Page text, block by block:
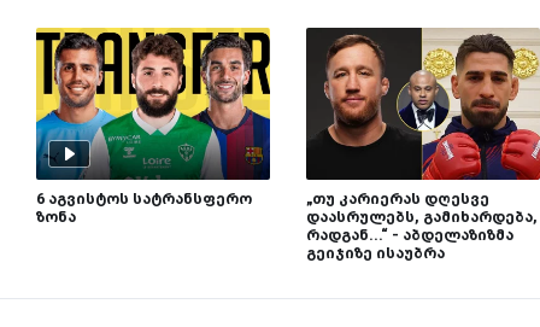
6 აგვისტოს სატრანსფერო
ზონა
„თუ კარიერას დღესვე
დაასრულებს, გამიხარდება,
რადგან...“ - აბდელაზიზმა
გეიჯიზე ისაუბრა